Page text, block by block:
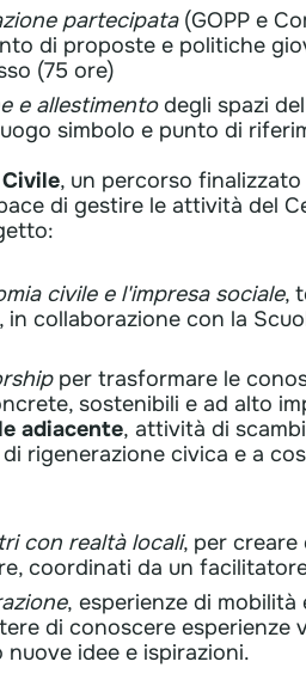
partecipata (GOPP e
di proposte e politiche
(75 ore)
e allestimento degli spazi
simbolo e punto di
, un percorso
di gestire le attività del
civile e l'impresa sociale,
collaborazione con la
per trasformare le
sostenibili e ad alto
adiacente, attività di
rigenerazione civica e a
con realtà locali, per creare
coordinati da un
, esperienze di
di conoscere esperienze
idee e ispirazioni.